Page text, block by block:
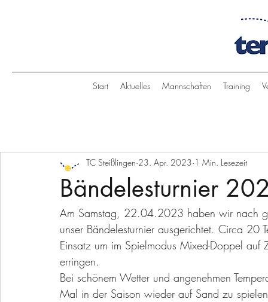
Start Aktuelles Mannschaften Training
Bändelesturnier
TC Steißlingen 23. Apr. 2023 1 Min. Lesezeit
Am Samstag, 22.04.2023 haben wir nach
unser Bändelesturnier ausgerichtet. Circa 20
Einsatz um im Spielmodus Mixed-Doppel
erringen.
Bei schönem Wetter und angenehmen
Mal in der Saison wieder auf Sand zu